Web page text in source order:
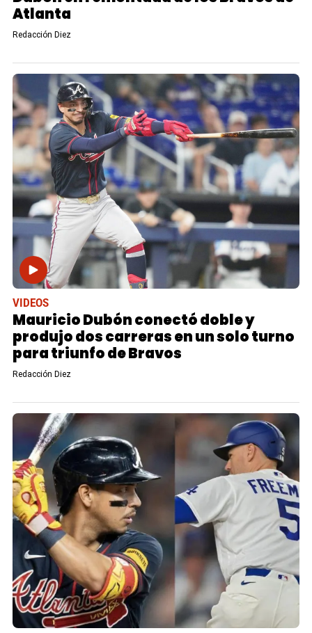
Atlanta
Redacción Diez
VIDEOS
Mauricio Dubón conectó doble y
produjo dos carreras en un solo turno
para triunfo de Bravos
Redacción Diez